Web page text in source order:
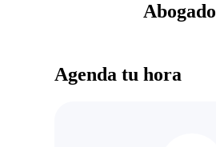
Abogado
Agenda tu hora